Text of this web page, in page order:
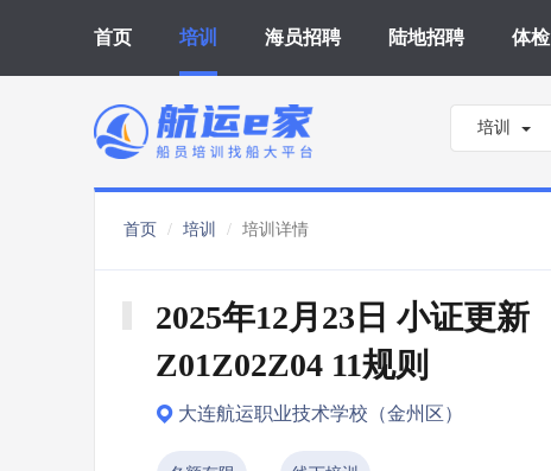
首页 培训 海员招聘 陆地招聘 体检
培训
首页 培训 培训详情
2025年12月23日 小证更新
Z01Z02Z04 11规则
大连航运职业技术学校（金州区）